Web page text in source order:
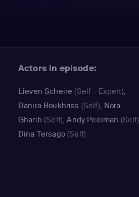
Actors in episode:
Lieven Scheire (Self - Expert),
Danira Boukhriss (Self), Nora
Gharib (Self),Andy Peelman (Self)
Dina Tersago(Self)